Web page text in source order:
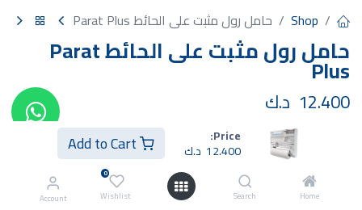
Price:
12.400 د.ك Add to Cart
Home
Search
0
Wishlist
Account
Shop حامل رول مثبت على الحائط Parat Plus
حامل رول مثبت على الحائط Parat
Plus
12.400 د.ك
Add to Cart
Buy Now